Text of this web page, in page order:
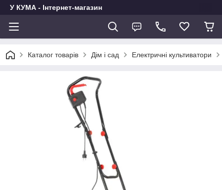
У КУМА - Інтернет-магазин
Каталог товарів Дім і сад Електричні культиватори